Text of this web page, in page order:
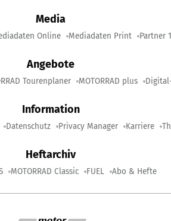
Media
Online Mediadaten Print Partner
Angebote
Tourenplaner MOTORRAD plus
Information
Datenschutz Privacy Manager Karriere
Heftarchiv
MOTORRAD Classic FUEL Abo & Hefte